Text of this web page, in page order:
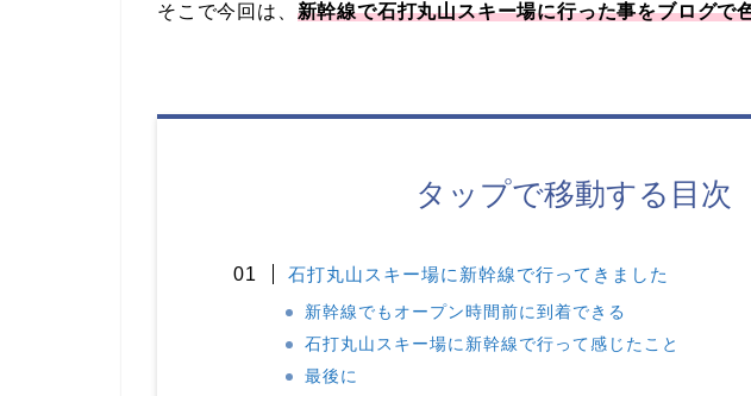
そこで今回は、 新幹線で石打丸山スキー場に行った事をブログで
タップで移動する目次
石打丸山スキー場に新幹線で行ってきました
新幹線でもオープン時間前に到着できる
石打丸山スキー場に新幹線で行って感じたこと
最後に